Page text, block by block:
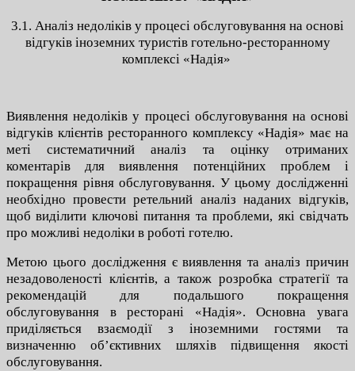
3.1. Аналіз недоліків у процесі обслуговування на основі
відгуків іноземних туристів готельно-ресторанному
комплексі «Надія»
Виявлення недоліків у процесі обслуговування на основі
відгуків клієнтів ресторанного комплексу «Надія» має на
меті систематичний аналіз та оцінку отриманих
коментарів для виявлення потенційних проблем і
покращення рівня обслуговування. У цьому дослідженні
необхідно провести ретельний аналіз наданих відгуків,
щоб виділити ключові питання та проблеми, які свідчать
про можливі недоліки в роботі готелю.
Метою цього дослідження є виявлення та аналіз причин
незадоволеності клієнтів, а також розробка стратегії та
рекомендацій для подальшого покращення
обслуговування в ресторані «Надія». Основна увага
приділяється взаємодії з іноземними гостями та
визначенню об’єктивних шляхів підвищення якості
обслуговування.